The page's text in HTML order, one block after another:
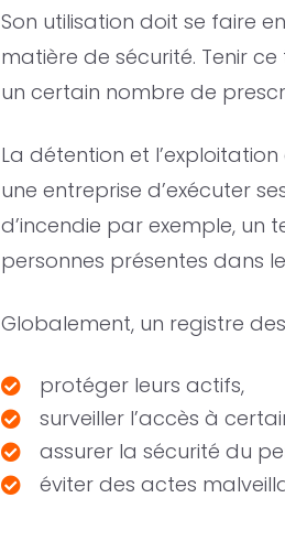
Son utilisation doit se faire
matière de sécurité. Tenir
un certain nombre de
La détention et
une entreprise d’exécuter
d’incendie par exemple, un
personnes présentes dans
Globalement, un registre
protéger leurs actifs,
surveiller l’accès à
assurer la sécurité du
éviter des actes